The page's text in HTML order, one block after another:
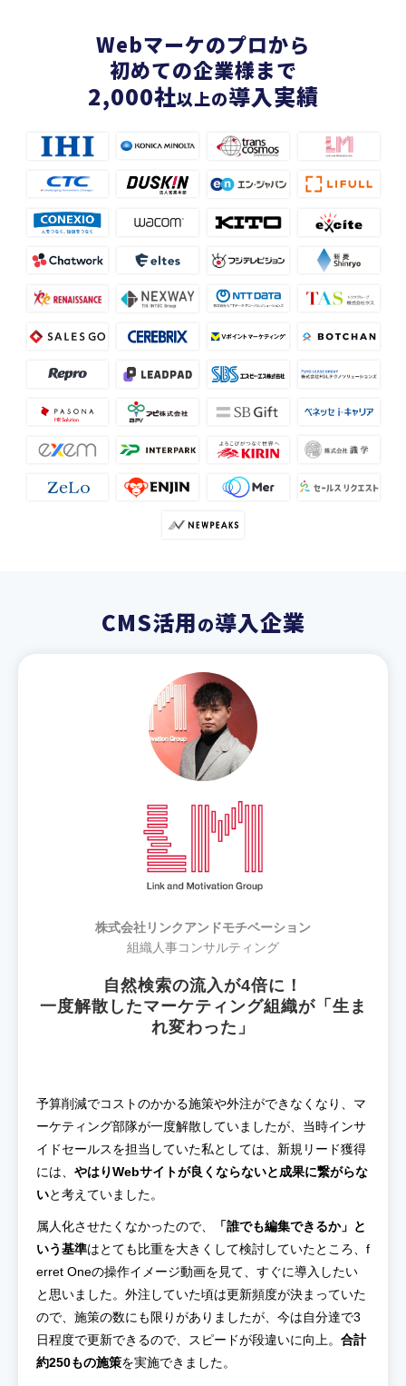
Webマーケのプロから
初めての企業様まで
2,000社以上の導入実績
CMS活用の導入企業
株式会社リンクアンドモチベーション
組織人事コンサルティング
自然検索の流入が4倍に！
一度解散したマーケティング組織が「生ま
れ変わった」
予算削減でコストのかかる施策や外注ができなくなり、マ
ーケティング部隊が一度解散していましたが、当時インサ
イドセールスを担当していた私としては、新規リード獲得
には、 やはりWebサイトが良くならないと成果に繋がらな
いと考えていました。
属人化させたくなかったので、
「誰でも編集できるか」と
いう基準はとても比重を大きくして検討していたところ、f
erret Oneの操作イメージ動画を見て、すぐに導入したい
と思いました。外注していた頃は更新頻度が決まっていた
ので、施策の数にも限りがありましたが、今は自分達で3
日程度で更新できるので、スピードが段違いに向上。 合計
約250もの施策を実施できました。